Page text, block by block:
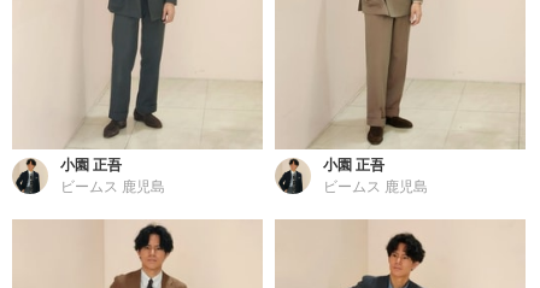
小園 正吾
ビームス 鹿児島
小園 正吾
ビームス 鹿児島